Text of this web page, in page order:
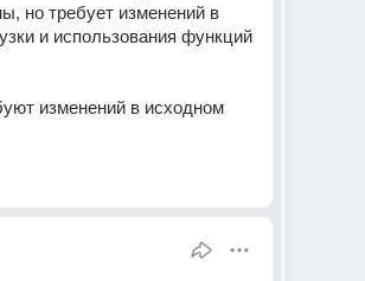
но требует изменений в
и использования функций
изменений в исходном